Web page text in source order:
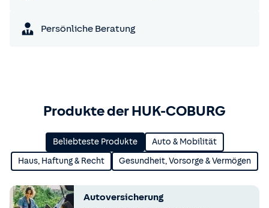
Persönliche Beratung
Produkte der HUK-COBURG
Beliebteste Produkte Auto & Mobilität
Haus, Haftung & Recht Gesundheit, Vorsorge & Vermögen
Autoversicherung